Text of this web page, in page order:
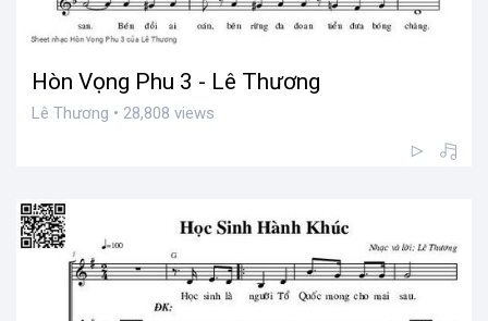
Hòn Vọng Phu 3 - Lê Thương
Lê Thương • 28,808 views